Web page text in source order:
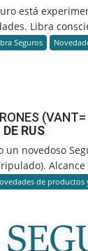
está
Libra
Seguros
RUS
un novedoso
Alcance
de productos